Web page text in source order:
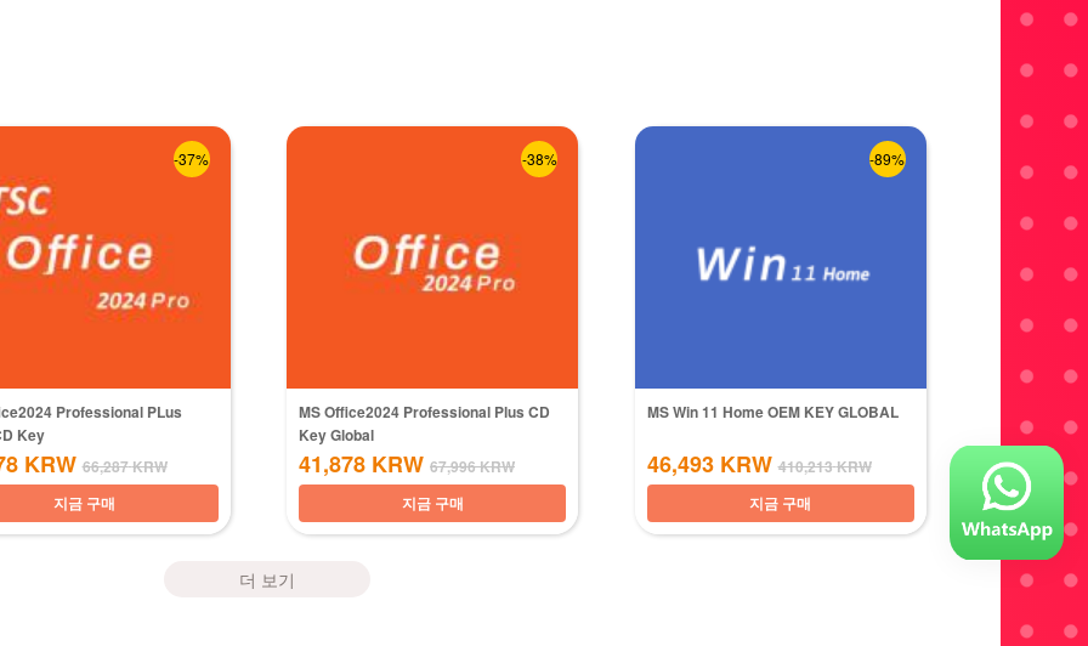
-37%
Professional PLus
Key
KRW 66,287KRW
지금 구매
-38%
MS Office2024 Professional Plus CD
Key Global
41,878 KRW 67,996KRW
지금 구매
-89%
MS Win 11 Home OEM KEY GLOBAL
46,493 KRW 410,213KRW
지금 구매
더 보기